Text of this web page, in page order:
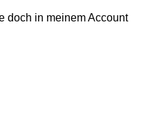
doch in meinem Account